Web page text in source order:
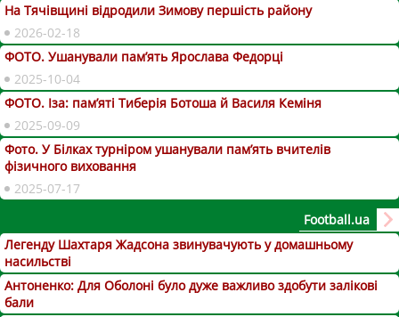
На Тячівщині відродили Зимову першість району
2026-02-18
ФОТО. Ушанували пам’ять Ярослава Федорці
2025-10-04
ФОТО. Іза: пам’яті Тиберія Ботоша й Василя Кеміня
2025-09-09
Фото. У Білках турніром ушанували пам’ять вчителів
фізичного виховання
2025-07-17
Football.ua
Легенду Шахтаря Жадсона звинувачують у домашньому
насильстві
Антоненко: Для Оболоні було дуже важливо здобути залікові
бали